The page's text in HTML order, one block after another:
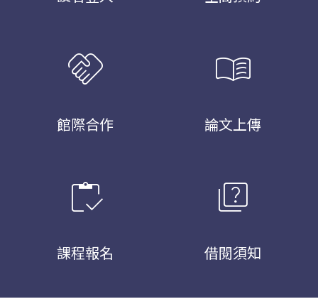
handshake
館際合作
menu_book
論文上傳
inventory
課程報名
quiz
借閱須知